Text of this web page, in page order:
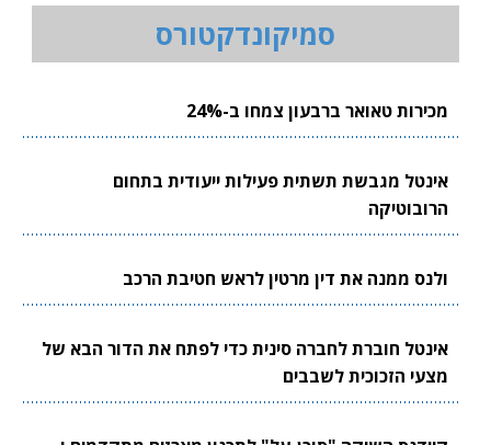
סמיקונדקטורס
מכירות טאואר ברבעון צמחו ב-24%
אינטל מגבשת תשתית פעילות ייעודית בתחום
הרובוטיקה
ולנס ממנה את דין מרטין לראש חטיבת הרכב
אינטל חוברת לחברה סינית כדי לפתח את הדור הבא של
מצעי הזכוכית לשבבים